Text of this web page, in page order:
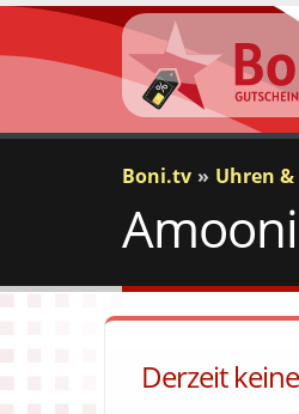
Boni.tv Uhren
Derzeit